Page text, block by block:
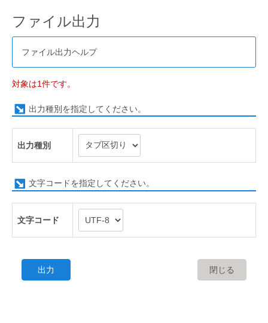
ファイル出力
ファイル出力ヘルプ
対象は1件です。
出力種別を指定してください。
出力種別
文字コードを指定してください。
文字コード